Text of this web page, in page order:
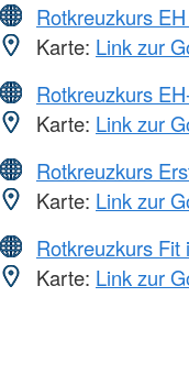
Rotkreuzkurs
Karte: Link zur
Rotkreuzkurs
Karte: Link zur
Rotkreuzkurs
Karte: Link zur
Rotkreuzkurs Fit
Karte: Link zur